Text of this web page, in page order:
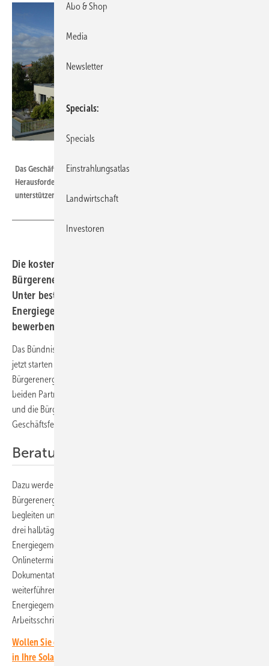
Das Geschäftsfeld der Photovoltaik auf Mehrfamilienhäusern ist eine
Herausforderung. Ein Beratungsangebot soll Energiegemeinschaften dabei
unterstützen.
Die kostenlose Beratung wird vom Bündnis
Bürgerenergie und dem Verein Energiewende angeboten.
Unter bestimmten Voraussetzungen können sich
Energiegemeinschaften noch bis zum 21. September
bewerben.
Das Bündnis Bürgerenergie (BBEn) und das Netzwerk Energiewende
jetzt starten ein kostenloses Beratungsangebot für den Bau von
Bürgerenergieprojekten auf Mehrfamilienhäusern. Damit wollen die
beiden Partner die Realisierung von solchen Projekten voranbringen
und die Bürgerenergiegemeinschaften bei diesem eher schwierigeren
Geschäftsfeld unterstützen.
Beratung online und vor Ort
Dazu werden zwei Berater oder Beraterinnen
Bürgerenergiegemeinschaften von Oktober 2025 bis September 2026
begleiten und unterstützen. Die Beratung findet in Form von ein bis
drei halbtägigen Workshops in den Räumlichkeiten der
Energiegemeinschaft statt. Dazu kommen noch drei zweistündige
Onlinetermine. Die Beratung umfasst eine ausführliche
Dokumentation, die Erstellung einer Aufgabenliste sowie
weiterführendes Material. Zwischen den Terminen reflektieren die
Energiegemeinschaften das Erarbeitete und setzen vereinbarte
Arbeitsschritte um.
Wollen Sie die neuesten Entwicklungen rund um die Investition
in Ihre Solaranlagen immer im Blick behalten? Dann abonnieren
Abo & Shop
Media
Newsletter
Specials
Specials
Einstrahlungsatlas
Landwirtschaft
Investoren